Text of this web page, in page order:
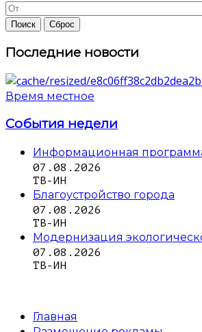
Последние новости
Время местное
События недели
Информационная
07.08.2026
ТВ-ИН
Благоустройство города
07.08.2026
ТВ-ИН
Модернизация
07.08.2026
ТВ-ИН
Главная